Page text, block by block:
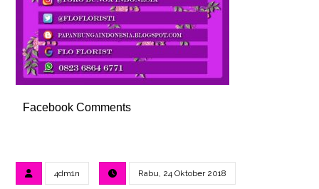
Facebook Comments
4dm1n Rabu, 24 Oktober 2018